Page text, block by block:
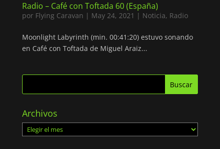
Radio – Café con Toftada 60 (España)
por Flying Caravan | May 24, 2021 | Noticia, Radio
Moonlight Labyrinth (min. 00:41:20) estuvo sonando
en Café con Toftada de Miguel Araiz...
Archivos
Archivos